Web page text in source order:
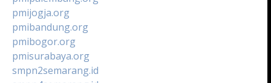
pmijogja.org
pmibandung.org
pmibogor.org
pmisurabaya.org
smpn2semarang.id